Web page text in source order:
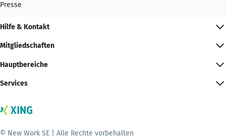
Presse
Hilfe & Kontakt
Mitgliedschaften
Hauptbereiche
Services
© New Work SE | Alle Rechte vorbehalten